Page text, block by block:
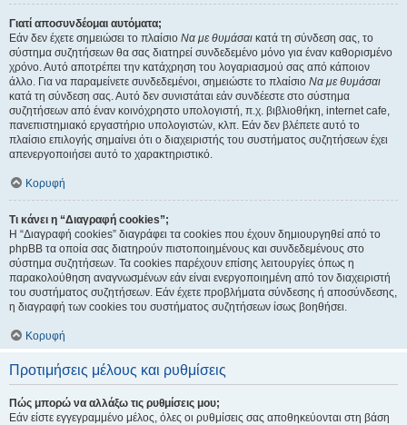
Γιατί αποσυνδέομαι αυτόματα;
Εάν δεν έχετε σημειώσει το πλαίσιο Να με θυμάσαι κατά τη σύνδεση σας, το
σύστημα συζητήσεων θα σας διατηρεί συνδεδεμένο μόνο για έναν καθορισμένο
χρόνο. Αυτό αποτρέπει την κατάχρηση του λογαριασμού σας από κάποιον
άλλο. Για να παραμείνετε συνδεδεμένοι, σημειώστε το πλαίσιο Να με θυμάσαι
κατά τη σύνδεση σας. Αυτό δεν συνιστάται εάν συνδέεστε στο σύστημα
συζητήσεων από έναν κοινόχρηστο υπολογιστή, π.χ. βιβλιοθήκη, internet cafe,
πανεπιστημιακό εργαστήριο υπολογιστών, κλπ. Εάν δεν βλέπετε αυτό το
πλαίσιο επιλογής σημαίνει ότι ο διαχειριστής του συστήματος συζητήσεων έχει
απενεργοποιήσει αυτό το χαρακτηριστικό.
Κορυφή
Τι κάνει η “Διαγραφή cookies”;
Η “Διαγραφή cookies” διαγράφει τα cookies που έχουν δημιουργηθεί από το
phpBB τα οποία σας διατηρούν πιστοποιημένους και συνδεδεμένους στο
σύστημα συζητήσεων. Τα cookies παρέχουν επίσης λειτουργίες όπως η
παρακολούθηση αναγνωσμένων εάν είναι ενεργοποιημένη από τον διαχειριστή
του συστήματος συζητήσεων. Εάν έχετε προβλήματα σύνδεσης ή αποσύνδεσης,
η διαγραφή των cookies του συστήματος συζητήσεων ίσως βοηθήσει.
Κορυφή
Προτιμήσεις μέλους και ρυθμίσεις
Πώς μπορώ να αλλάξω τις ρυθμίσεις μου;
Εάν είστε εγγεγραμμένο μέλος, όλες οι ρυθμίσεις σας αποθηκεύονται στη βάση